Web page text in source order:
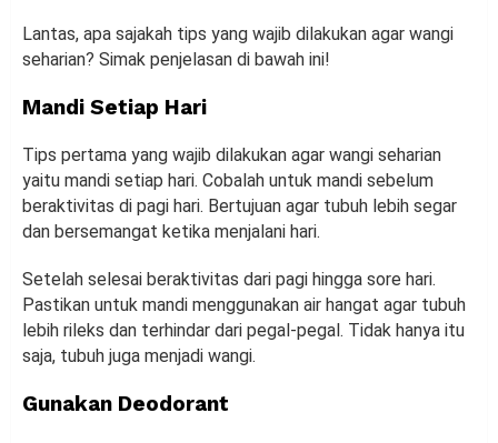
Lantas, apa sajakah tips yang wajib dilakukan agar wangi
seharian? Simak penjelasan di bawah ini!
Mandi Setiap Hari
Tips pertama yang wajib dilakukan agar wangi seharian
yaitu mandi setiap hari. Cobalah untuk mandi sebelum
beraktivitas di pagi hari. Bertujuan agar tubuh lebih segar
dan bersemangat ketika menjalani hari.
Setelah selesai beraktivitas dari pagi hingga sore hari.
Pastikan untuk mandi menggunakan air hangat agar tubuh
lebih rileks dan terhindar dari pegal-pegal. Tidak hanya itu
saja, tubuh juga menjadi wangi.
Gunakan Deodorant